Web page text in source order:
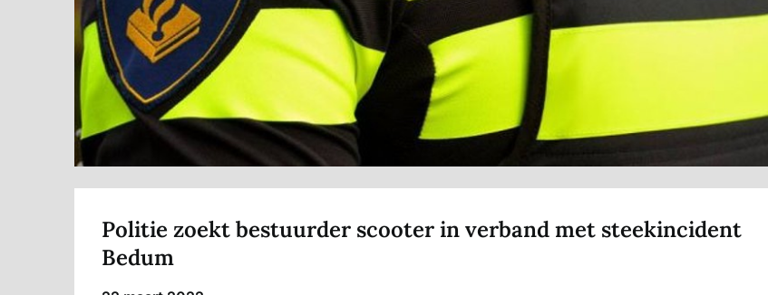
Politie zoekt bestuurder scooter in verband met steekincident
Bedum